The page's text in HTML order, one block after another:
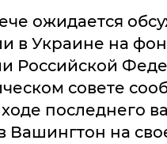
ожидается
в Украине на
Российской
совете
последнего
Вашингтон на